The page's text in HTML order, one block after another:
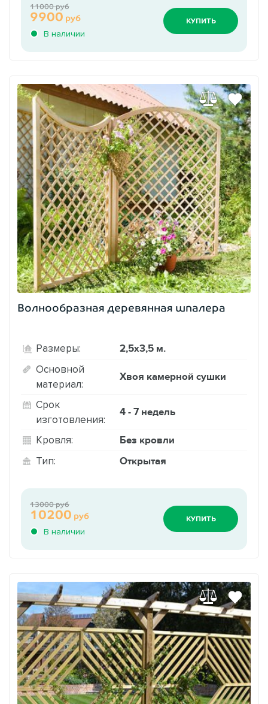
В наличии
9900 руб
11000 руб
КУПИТЬ
Волнообразная деревянная шпалера
Размеры: 2,5х3,5 м.
Основной
материал:
Хвоя камерной сушки
Срок
изготовления:
4 - 7 недель
Кровля: Без кровли
Тип: Открытая
В наличии
10200 руб
13000 руб
КУПИТЬ